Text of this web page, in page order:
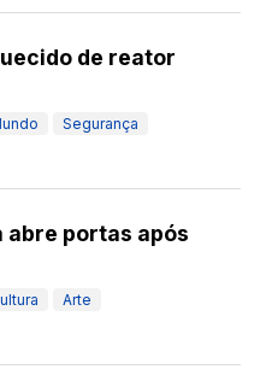
de reator
Segurança
abre portas após
Arte